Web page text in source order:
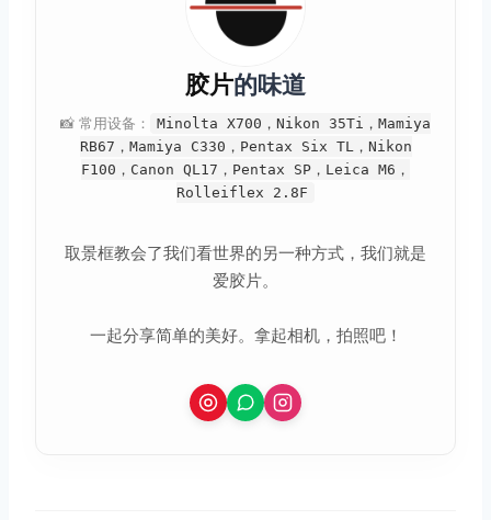
胶片的味道
📸 常用设备：
Minolta X700，Nikon 35Ti，Mamiya
RB67，Mamiya C330，Pentax Six TL，Nikon
F100，Canon QL17，Pentax SP，Leica M6，
Rolleiflex 2.8F
取景框教会了我们看世界的另一种方式，我们就是
爱胶片。
一起分享简单的美好。拿起相机，拍照吧！